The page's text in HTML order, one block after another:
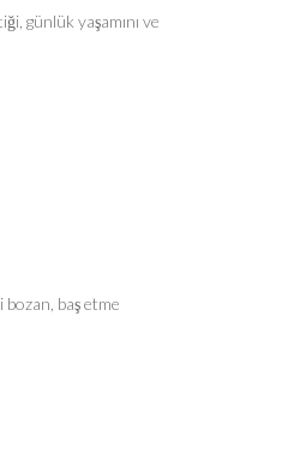
günlük yaşamını ve
baş etme